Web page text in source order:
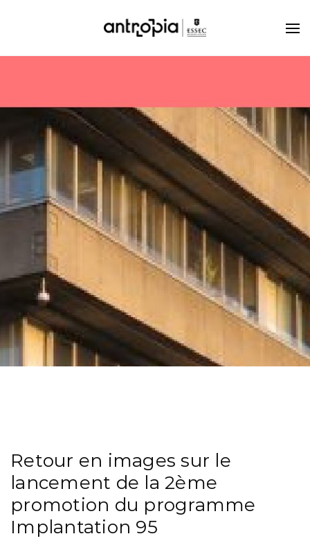
Retour en images sur le
lancement de la 2ème
promotion du programme
Implantation 95